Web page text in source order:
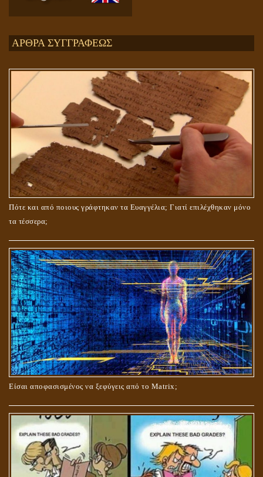
ΑΡΘΡΑ ΣΥΓΓΡΑΦΕΩΣ
Πότε και από ποιους γράφτηκαν τα Ευαγγέλια; Γιατί επιλέχθηκαν μόνο
τα τέσσερα;
Είσαι αποφασισμένος να ξεφύγεις από το Matrix;
ΤΟ ΣΗΜΕΙΟ ΤΟΥ ΣΤΑΥΡΟΥ
ΟΙ ΑΙΤΙΕΣ ΓΙΑ ΤΗΝ ΕΠΙΘΕΤΙΚΗ ΣΥΜΠΕΡΙΦΟΡΑ ΤΟΥ ΧΡΙΣΤΟΥ ΣΤΑ
ΝΗΠΙΑΚΑ ΤΟΥ ΧΡΟΝΙΑ